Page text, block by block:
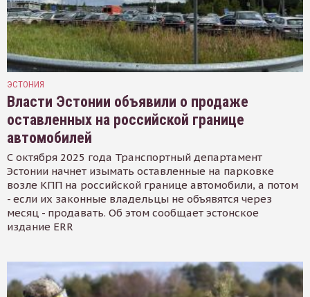
ЭСТОНИЯ
Власти Эстонии объявили о продаже
оставленных на российской границе
автомобилей
С октября 2025 года Транспортный департамент
Эстонии начнет изымать оставленные на парковке
возле КПП на российской границе автомобили, а потом
- если их законные владельцы не объявятся через
месяц - продавать. Об этом сообщает эстонское
издание ERR